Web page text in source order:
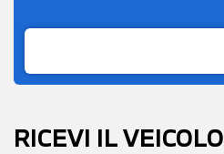
RICEVI IL